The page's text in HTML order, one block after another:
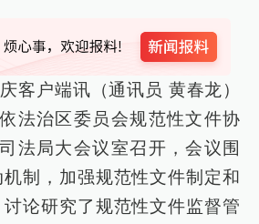
客户端讯（通讯员 黄春龙）
法治区委员会规范性文件协
法局大会议室召开，会议围
制，加强规范性文件制定和
论研究了规范性文件监督管